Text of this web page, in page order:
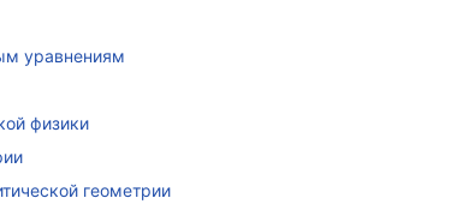
уравнениям
физики
геометрии